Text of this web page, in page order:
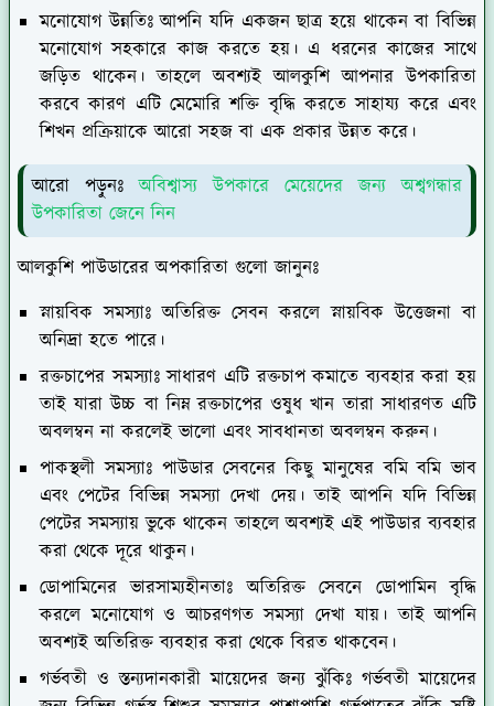
মনোযোগ উন্নতিঃআপনি যদি একজন ছাত্র হয়ে থাকেন বা বিভিন্ন
মনোযোগ সহকারে কাজ করতে হয়। এ ধরনের কাজের সাথে
জড়িত থাকেন। তাহলে অবশ্যই আলকুশি আপনার উপকারিতা
করবে কারণ এটি মেমোরি শক্তি বৃদ্ধি করতে সাহায্য করে এবং
শিখন প্রক্রিয়াকে আরো সহজ বা এক প্রকার উন্নত করে।
আরো পড়ুনঃঅবিশ্বাস্য উপকারে মেয়েদের জন্য অশ্বগন্ধার
উপকারিতা জেনে নিন
আলকুশি পাউডারের অপকারিতা গুলো জানুনঃ
স্নায়বিক সমস্যাঃঅতিরিক্ত সেবন করলে স্নায়বিক উত্তেজনা বা
অনিদ্রা হতে পারে।
রক্তচাপের সমস্যাঃসাধারণ এটি রক্তচাপ কমাতে ব্যবহার করা হয়
তাই যারা উচ্চ বা নিম্ন রক্তচাপের ওষুধ খান তারা সাধারণত এটি
অবলম্বন না করলেই ভালো এবং সাবধানতা অবলম্বন করুন।
পাকস্থলী সমস্যাঃ পাউডার সেবনের কিছু মানুষের বমি বমি ভাব
এবং পেটের বিভিন্ন সমস্যা দেখা দেয়। তাই আপনি যদি বিভিন্ন
পেটের সমস্যায় ভুকে থাকেন তাহলে অবশ্যই এই পাউডার ব্যবহার
করা থেকে দূরে থাকুন।
ডোপামিনের ভারসাম্যহীনতাঃঅতিরিক্ত সেবনে ডোপামিন বৃদ্ধি
করলে মনোযোগ ও আচরণগত সমস্যা দেখা যায়। তাই আপনি
অবশ্যই অতিরিক্ত ব্যবহার করা থেকে বিরত থাকবেন।
গর্ভবতী ও স্তন্যদানকারী মায়েদের জন্য ঝুঁকিঃ গর্ভবতী মায়েদের